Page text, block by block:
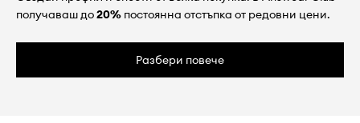
получаваш до20% постоянна отстъпка от редовни цени.
Разбери повече